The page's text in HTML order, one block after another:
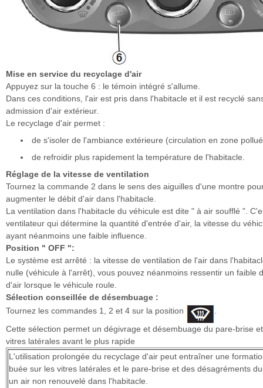
Mise en service du recyclage d'air
Appuyez sur la touche 6 : le témoin intégré s'allume.
Dans ces conditions, l'air est pris dans l'habitacle et il est recyclé
admission d'air extérieur.
Le recyclage d'air permet :
de s'isoler de l'ambiance extérieure (circulation en zone
de refroidir plus rapidement la température de l'habitacle.
Réglage de la vitesse de ventilation
Tournez la commande 2 dans le sens des aiguilles d'une montre
augmenter le débit d'air dans l'habitacle.
La ventilation dans l'habitacle du véhicule est dite " à air soufflé ".
ventilateur qui détermine la quantité d'entrée d'air, la vitesse du
ayant néanmoins une faible influence.
Position " OFF ":
Le système est arrêté : la vitesse de ventilation de l'air dans
nulle (véhicule à l'arrêt), vous pouvez néanmoins ressentir un faible
d'air lorsque le véhicule roule.
Sélection conseillée de désembuage :
Tournez les commandes 1, 2 et 4 sur la position
Cette sélection permet un dégivrage et désembuage du pare-brise
vitres latérales avant le plus rapide
L'utilisation prolongée du recyclage d'air peut entraîner une
buée sur les vitres latérales et le pare-brise et des désagréments
un air non renouvelé dans l'habitacle.